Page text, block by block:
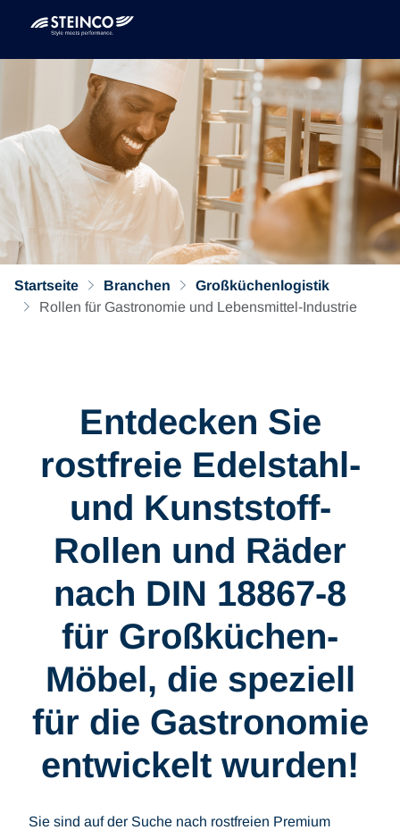
Startseite Branchen
Großküchenlogistik
Rollen für Gastronomie und Lebensmittel-Industrie
Entdecken Sie
rostfreie Edelstahl-
und Kunststoff-
Rollen und Räder
nach DIN 18867-8
für Großküchen-
Möbel, die speziell
für die Gastronomie
entwickelt wurden!
Sie sind auf der Suche nach rostfreien Premium